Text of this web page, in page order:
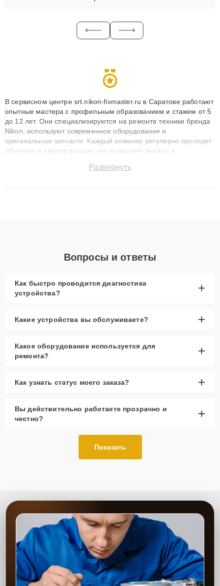
В сервисном центре srt.nikon-fixmaster.ru в Саратове работают
опытные мастера с профильным образованием и стажем от 5
до 12 лет. Они специализируются на ремонте техники бренда
Nikon, используют современное оборудование и
оригинальные запчасти. Каждый инженер регулярно проходит
обучение и сертификацию, что позволяет быстро и
сохранением гарантии до 3 лет. Наши мастера решают
Развернуть
Вопросы и ответы
Как быстро проводится диагностика
устройства?
+
Какие устройства вы обслуживаете? +
Какое оборудование используется для
ремонта?
+
Как узнать статус моего заказа? +
Вы действительно работаете прозрачно и
честно?
+
Показать